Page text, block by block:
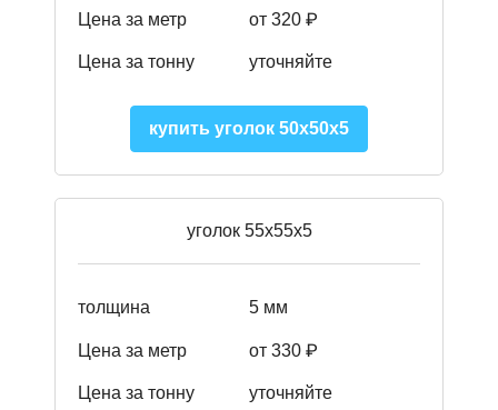
Цена за метр от 320 ₽
Цена за тонну уточняйте
купить уголок 50х50х5
уголок 55х55х5
толщина 5 мм
Цена за метр от 330 ₽
Цена за тонну уточняйте